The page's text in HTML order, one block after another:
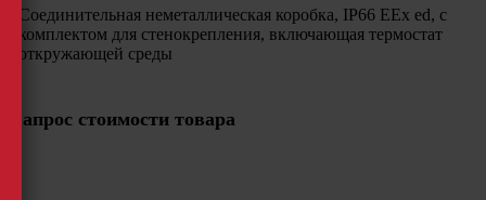
Соединительная неметаллическая коробка, IP66 EEx ed, с
комплектом для стенокрепления, включающая термостат
откружающей среды
Запрос стоимости товара